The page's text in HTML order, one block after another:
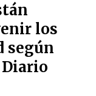
los
según